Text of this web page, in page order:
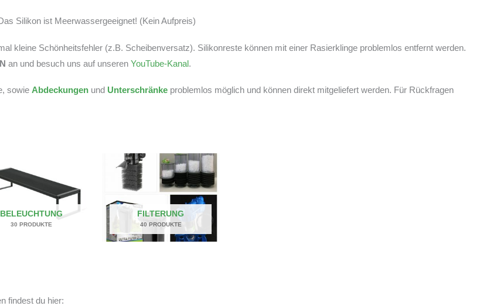
Silikon ist Meerwassergeeignet! (Kein Aufpreis)
kleine Schönheitsfehler (z.B. Scheibenversatz). Silikonreste können mit einer Rasierklinge problemlos entfernt werden.
an und besuch uns auf unseren YouTube-Kanal.
sowie Abdeckungen und Unterschränke problemlos möglich und können direkt mitgeliefert werden. Für Rückfragen
BELEUCHTUNG
30 PRODUKTE
FILTERUNG
40 PRODUKTE
findest du hier: